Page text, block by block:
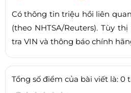
Có thông tin triệu hồi liên
(theo NHTSA/Reuters). Tùy
tra VIN và thông báo chính
Tổng số điểm của bài viết là: 0